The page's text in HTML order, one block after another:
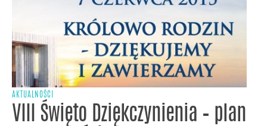
AKTUALNOŚCI
VIII Święto Dziękczynienia – plan